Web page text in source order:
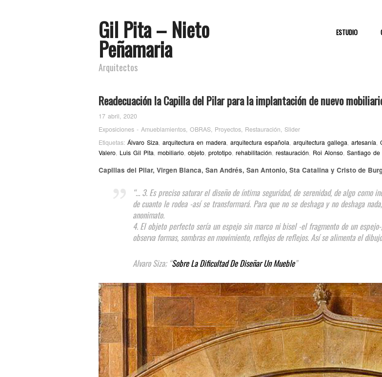
Gil Pita – Nieto
Peñamaria
Arquitectos
ESTUDIO
Readecuación la Capilla del Pilar para la implantación de nuevo
17 abril, 2020
Exposiciones - Amueblamientos, OBRAS, Proyectos, Restauración, Slider
Etiquetas: Álvaro Siza, arquitectura en madera, arquitectura española, arquitectura gallega, artesanía,
Valero, Luis Gil Pita, mobiliario, objeto, prototipo, rehabilitación, restauración, Roi Alonso, Santiago
Capillas del Pilar, Virgen Blanca, San Andrés, San Antonio, Sta Catalina y Cristo de
“… 3. Es preciso saturar el diseño de íntima seguridad, de serenidad, de algo como
de cuanto le rodea -así se transformará. Para que no se deshaga y no deshaga
anonimato.
4. El objeto perfecto sería un espejo sin marco ni bisel -el fragmento de un
observa formas, sombras en movimiento, reflejos de reflejos. Así se alimenta el
Alvaro Siza; “Sobre La Dificultad De Diseñar Un Mueble”